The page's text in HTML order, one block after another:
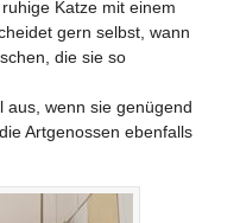
Katze mit einem
gern selbst, wann
die sie so
aus, wenn sie genügend
Artgenossen ebenfalls